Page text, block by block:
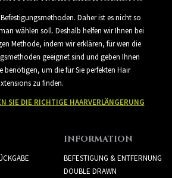
Daher ist es nicht so
wählen soll. Deshalb helfen wir Ihnen bei
Methode, indem wir erklären, für wen die
geeignet sind und geben Ihnen
benötigen, um die für Sie perfekten Hair
zu finden.
SIE DIE RICHTIGE HAARVERLÄNGERUNG
INFORMATION
BEFESTIGUNG & ENTFERNUNG
DOUBLE DRAWN